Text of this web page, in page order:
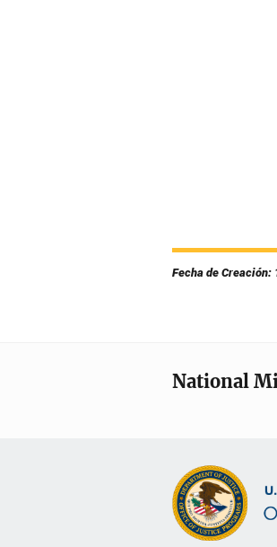
Fecha de Creación:
National